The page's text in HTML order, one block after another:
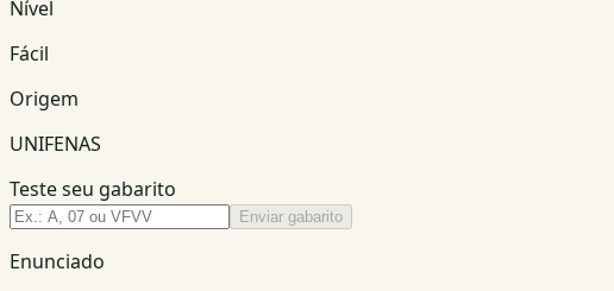
Nível
Fácil
Origem
UNIFENAS
Teste seu gabarito
Enviar gabarito
Enunciado